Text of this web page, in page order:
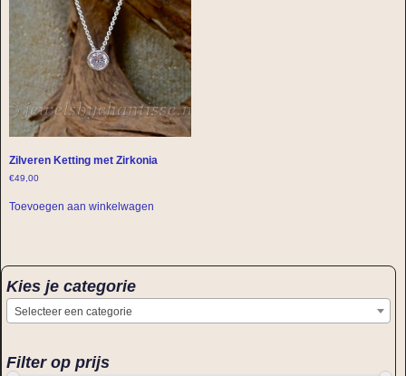
Zilveren Ketting met Zirkonia
€49,00
Toevoegen aan winkelwagen
Kies je categorie
Selecteer een categorie
Filter op prijs